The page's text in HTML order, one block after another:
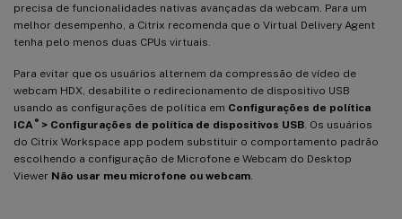
precisa de funcionalidades nativas avançadas da webcam. Para um
melhor desempenho, a Citrix recomenda que o Virtual Delivery Agent
tenha pelo menos duas CPUs virtuais.
Para evitar que os usuários alternem da compressão de vídeo de
webcam HDX, desabilite o redirecionamento de dispositivo USB
usando as configurações de política em Configurações de política
ICA ®> Configurações de política de dispositivos USB. Os usuários
do Citrix Workspace app podem substituir o comportamento padrão
escolhendo a configuração de Microfone e Webcam do Desktop
Viewer Não usar meu microfone ou webcam